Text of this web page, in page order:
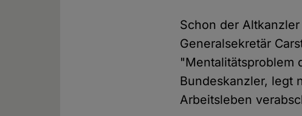
Schon der
Generalsekretär
"Mentalitätsproblem
Bundeskanzler, legt
Arbeitsleben